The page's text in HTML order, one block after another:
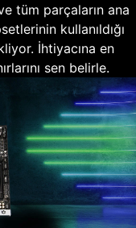
tüm parçaların ana
kullanıldığı
İhtiyacına en
sen belirle.